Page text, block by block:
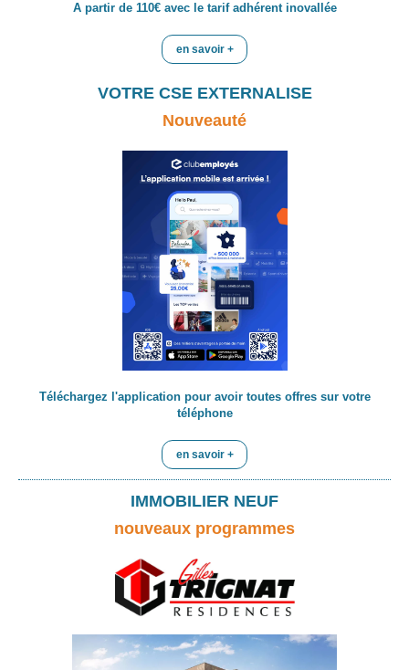
A partir de 110€ avec le tarif adhérent inovallée
en savoir +
VOTRE CSE EXTERNALISE
Nouveauté
Téléchargez l'application pour avoir toutes offres sur votre
téléphone
en savoir +
IMMOBILIER NEUF
nouveaux programmes